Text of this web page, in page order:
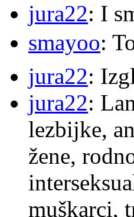
jura22: I
smayoo:
jura22:
jura22:
lezbijke,
žene,
muškarci,